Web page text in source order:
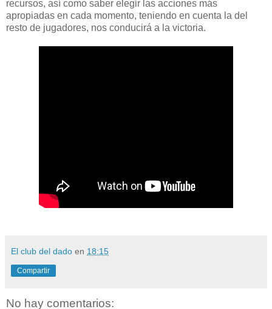
recursos, así como saber elegir las acciones más
apropiadas en cada momento, teniendo en cuenta la del
resto de jugadores, nos conducirá a la victoria.
El club del dado en 18:15
Compartir
No hay comentarios: